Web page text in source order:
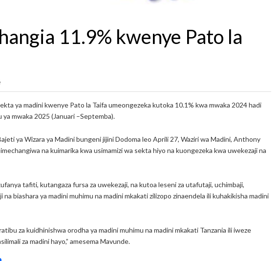
11.9% kwenye Pato la
ya madini kwenye Pato la Taifa umeongezeka kutoka 10.1% kwa mwaka 2024 hadi
mwaka 2025 (Januari –Septemba).
ya Wizara ya Madini bungeni jijini Dodoma leo Aprili 27, Waziri wa Madini, Anthony
na kuimarika kwa usimamizi wa sekta hiyo na kuongezeka kwa uwekezaji na
tafiti, kutangaza fursa za uwekezaji, na kutoa leseni za utafutaji, uchimbaji,
biashara ya madini muhimu na madini mkakati zilizopo zinaendela ili kuhakikisha madini
za kuidhinishwa orodha ya madini muhimu na madini mkakati Tanzania ili iweze
za madini hayo,” amesema Mavunde.